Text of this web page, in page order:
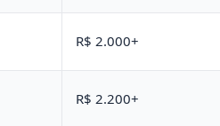
R$ 2.000+
R$ 2.200+